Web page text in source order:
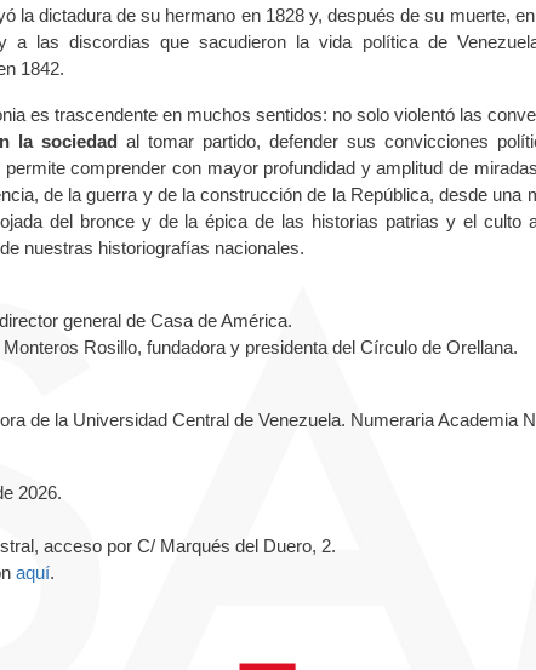
la dictadura de su hermano en 1828 y, después de su muerte,
a las discordias que sacudieron la vida política de
1842.
es trascendente en muchos sentidos: no solo violentó las
la sociedad al tomar partido, defender sus convicciones
comprender con mayor profundidad y amplitud de
de la guerra y de la construcción de la República, desde una
del bronce y de la épica de las historias patrias y el culto
nuestras historiografías nacionales.
general de Casa de América.
Rosillo, fundadora y presidenta del Círculo de Orellana.
de la Universidad Central de Venezuela. Numeraria Academia
2026.
acceso por C/ Marqués del Duero, 2.
aquí.